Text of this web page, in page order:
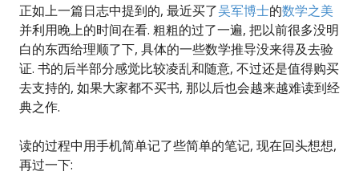
正如上一篇日志中提到的, 最近买了吴军博士的数学之美
并利用晚上的时间在看. 粗粗的过了一遍, 把以前很多没明
白的东西给理顺了下, 具体的一些数学推导没来得及去验
证. 书的后半部分感觉比较凌乱和随意, 不过还是值得购买
去支持的, 如果大家都不买书, 那以后也会越来越难读到经
典之作.
读的过程中用手机简单记了些简单的笔记, 现在回头想想,
再过一下: